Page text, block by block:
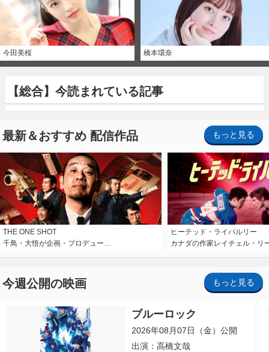
今田美桜 橋本環奈
【総合】今読まれている記事
最新＆おすすめ 配信作品 もっと見る
THE ONE SHOT
千鳥・大悟が企画・プロデュー…
ヒーテッド・ライバルリー
カナダの作家レイチェル・リ
今週公開の映画 もっと見る
ブルーロック
2026年08月07日（金）公開
出演：高橋文哉